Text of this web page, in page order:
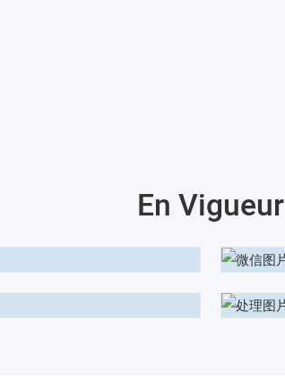
En Vigueur